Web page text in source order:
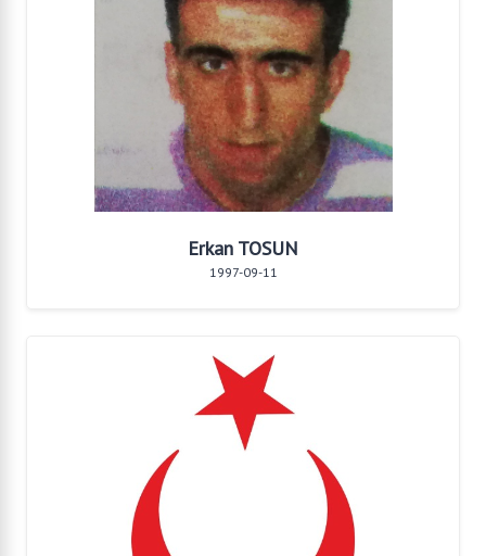
Erkan TOSUN
1997-09-11